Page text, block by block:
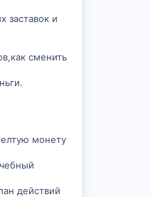
заставок и
сменить
монету
действий